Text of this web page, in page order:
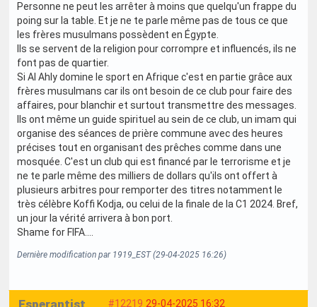
Personne ne peut les arrêter à moins que quelqu'un frappe du
poing sur la table. Et je ne te parle même pas de tous ce que
les frères musulmans possèdent en Égypte.
Ils se servent de la religion pour corrompre et influencés, ils ne
font pas de quartier.
Si Al Ahly domine le sport en Afrique c'est en partie grâce aux
frères musulmans car ils ont besoin de ce club pour faire des
affaires, pour blanchir et surtout transmettre des messages.
Ils ont même un guide spirituel au sein de ce club, un imam qui
organise des séances de prière commune avec des heures
précises tout en organisant des prêches comme dans une
mosquée. C'est un club qui est financé par le terrorisme et je
ne te parle même des milliers de dollars qu'ils ont offert à
plusieurs arbitres pour remporter des titres notamment le
très célèbre Koffi Kodja, ou celui de la finale de la C1 2024. Bref,
un jour la vérité arrivera à bon port.
Shame for FIFA....
Dernière modification par 1919_EST (29-04-2025 16:26)
#12219 29-04-2025 16:32